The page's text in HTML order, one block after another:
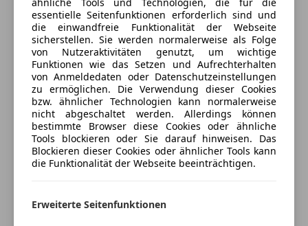
Verkäufer Händler
Autohaus Rudi Lins GmbH & Co KG
Sternebewertung 5 von 5
5Sterne
(100% Weiterempfehlungen)
Anbieter auf AutoScout24 seit 2022
Rheinstraße 76,
essentielle Seitenfunktionen erforderlich sind und
die einwandfreie Funktionalität der Webseite
sicherstellen. Sie werden normalerweise als Folge
von Nutzeraktivitäten genutzt, um wichtige
Funktionen wie das Setzen und Aufrechterhalten
von Anmeldedaten oder Datenschutzeinstellungen
zu ermöglichen. Die Verwendung dieser Cookies
bzw. ähnlicher Technologien kann normalerweise
nicht abgeschaltet werden. Allerdings können
bestimmte Browser diese Cookies oder ähnliche
Tools blockieren oder Sie darauf hinweisen. Das
Blockieren dieser Cookies oder ähnlicher Tools kann
die Funktionalität der Webseite beeinträchtigen.
Erweiterte Seitenfunktionen